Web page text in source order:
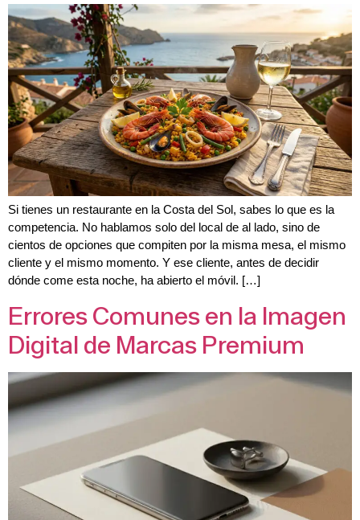
Si tienes un restaurante en la Costa del Sol, sabes lo que es la
competencia. No hablamos solo del local de al lado, sino de
cientos de opciones que compiten por la misma mesa, el mismo
cliente y el mismo momento. Y ese cliente, antes de decidir
dónde come esta noche, ha abierto el móvil. […]
Errores Comunes en la Imagen
Digital de Marcas Premium